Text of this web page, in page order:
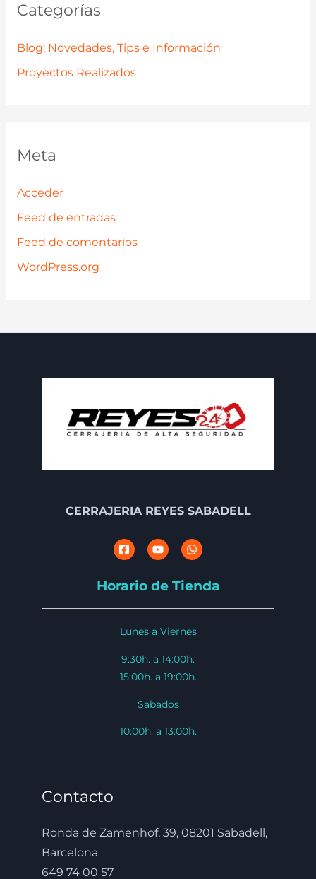
Categorías
Blog: Novedades, Tips e Información
Proyectos Realizados
Meta
Acceder
Feed de entradas
Feed de comentarios
WordPress.org
CERRAJERIA REYES SABADELL
Horario de Tienda
Lunes a Viernes
9:30h. a 14:00h.
15:00h. a 19:00h.
Sabados
10:00h. a 13:00h.
Contacto
Ronda de Zamenhof, 39, 08201 Sabadell,
Barcelona
649 74 00 57